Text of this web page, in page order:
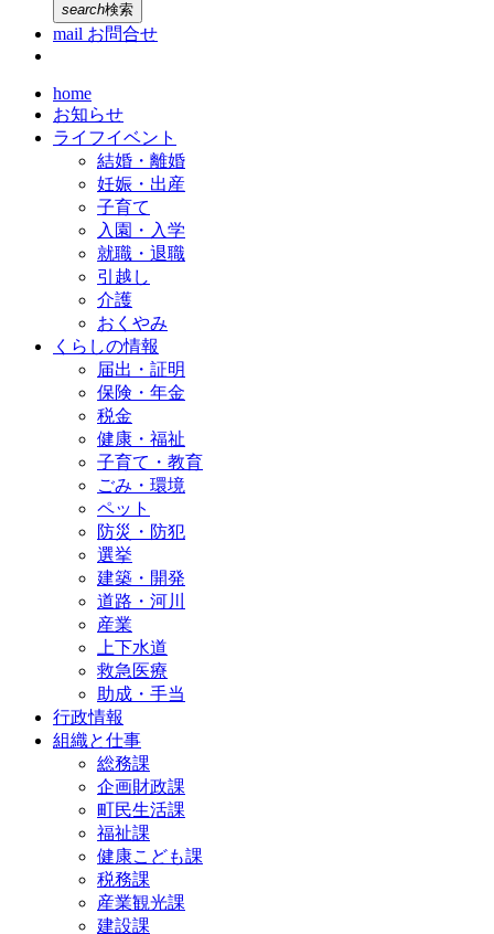
search検索
mail お問合せ
home
お知らせ
ライフイベント
結婚・離婚
妊娠・出産
子育て
入園・入学
就職・退職
引越し
介護
おくやみ
くらしの情報
届出・証明
保険・年金
税金
健康・福祉
子育て・教育
ごみ・環境
ペット
防災・防犯
選挙
建築・開発
道路・河川
産業
上下水道
救急医療
助成・手当
行政情報
組織と仕事
総務課
企画財政課
町民生活課
福祉課
健康こども課
税務課
産業観光課
建設課